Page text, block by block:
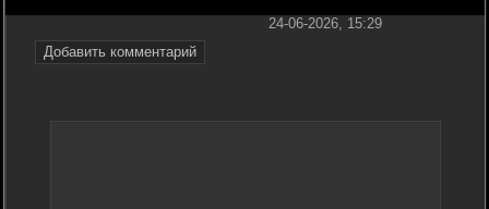
Добавить комментарий
24-06-2026, 15:29